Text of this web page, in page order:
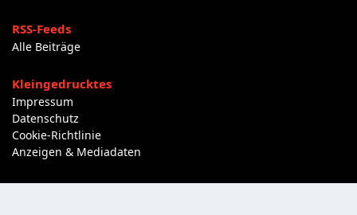
RSS-Feeds
Alle Beiträge
Kleingedrucktes
Impressum
Datenschutz
Cookie-Richtlinie
Anzeigen & Mediadaten